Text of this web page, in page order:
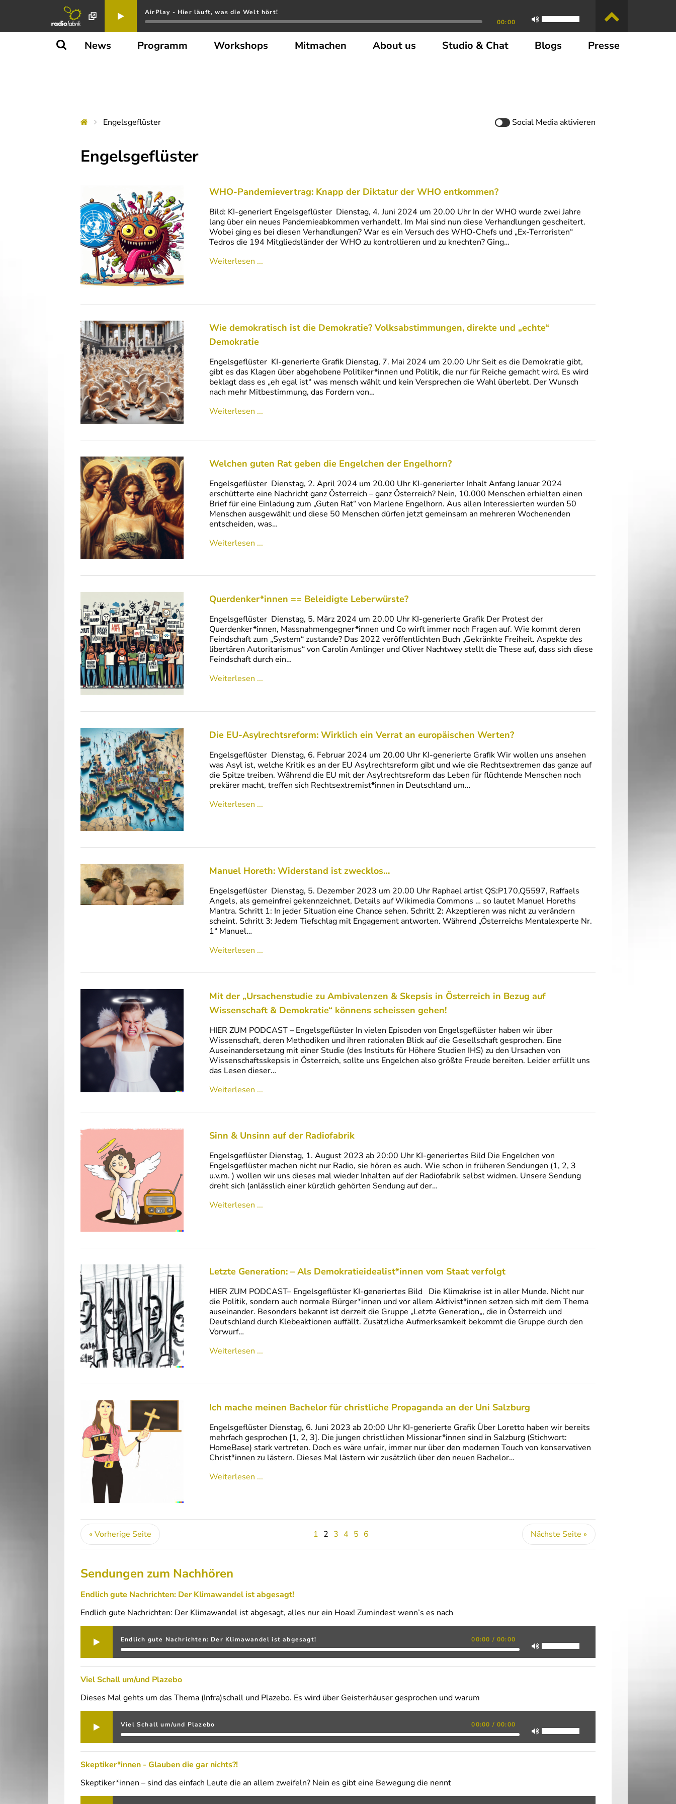
AirPlay - Hier läuft, was die Welt hört!
00:00
News Programm Workshops Mitmachen About us Studio & Chat Blogs Presse
Engelsgeflüster Social Mediaaktivieren
Engelsgeflüster
WHO-Pandemievertrag: Knapp der Diktatur der WHO entkommen?
Bild: KI-generiert Engelsgeflüster Dienstag, 4. Juni 2024 um 20.00 Uhr In der WHO wurde zwei Jahre
lang über ein neues Pandemieabkommen verhandelt. Im Mai sind nun diese Verhandlungen gescheitert.
Wobei ging es bei diesen Verhandlungen? War es ein Versuch des WHO-Chefs und „Ex-Terroristen“
Tedros die 194 Mitgliedsländer der WHO zu kontrollieren und zu knechten? Ging…
Weiterlesen ...
Wie demokratisch ist die Demokratie? Volksabstimmungen, direkte und „echte“
Demokratie
Engelsgeflüster KI-generierte Grafik Dienstag, 7. Mai 2024 um 20.00 Uhr Seit es die Demokratie gibt,
gibt es das Klagen über abgehobene Politiker*innen und Politik, die nur für Reiche gemacht wird. Es wird
beklagt dass es „eh egal ist“ was mensch wählt und kein Versprechen die Wahl überlebt. Der Wunsch
nach mehr Mitbestimmung, das Fordern von…
Weiterlesen ...
Welchen guten Rat geben die Engelchen der Engelhorn?
Engelsgeflüster Dienstag, 2. April 2024 um 20.00 Uhr KI-generierter Inhalt Anfang Januar 2024
erschütterte eine Nachricht ganz Österreich – ganz Österreich? Nein, 10.000 Menschen erhielten einen
Brief für eine Einladung zum „Guten Rat“ von Marlene Engelhorn. Aus allen Interessierten wurden 50
Menschen ausgewählt und diese 50 Menschen dürfen jetzt gemeinsam an mehreren Wochenenden
entscheiden, was…
Weiterlesen ...
Querdenker*innen == Beleidigte Leberwürste?
Engelsgeflüster Dienstag, 5. März 2024 um 20.00 Uhr KI-generierte Grafik Der Protest der
Querdenker*innen, Massnahmengegner*innen und Co wirft immer noch Fragen auf. Wie kommt deren
Feindschaft zum „System“ zustande? Das 2022 veröffentlichten Buch „Gekränkte Freiheit. Aspekte des
libertären Autoritarismus“ von Carolin Amlinger und Oliver Nachtwey stellt die These auf, dass sich diese
Feindschaft durch ein…
Weiterlesen ...
Die EU-Asylrechtsreform: Wirklich ein Verrat an europäischen Werten?
Engelsgeflüster Dienstag, 6. Februar 2024 um 20.00 Uhr KI-generierte Grafik Wir wollen uns ansehen
was Asyl ist, welche Kritik es an der EU Asylrechtsreform gibt und wie die Rechtsextremen das ganze auf
die Spitze treiben. Während die EU mit der Asylrechtsreform das Leben für flüchtende Menschen noch
prekärer macht, treffen sich Rechtsextremist*innen in Deutschland um…
Weiterlesen ...
Manuel Horeth: Widerstand ist zwecklos…
Engelsgeflüster Dienstag, 5. Dezember 2023 um 20.00 Uhr Raphael artist QS:P170,Q5597, Raffaels
Angels, als gemeinfrei gekennzeichnet, Details auf Wikimedia Commons … so lautet Manuel Horeths
Mantra. Schritt 1: In jeder Situation eine Chance sehen. Schritt 2: Akzeptieren was nicht zu verändern
scheint. Schritt 3: Jedem Tiefschlag mit Engagement antworten. Während „Österreichs Mentalexperte Nr.
1“ Manuel…
Weiterlesen ...
Mit der „Ursachenstudie zu Ambivalenzen & Skepsis in Österreich in Bezug auf
Wissenschaft & Demokratie“ könnens scheissen gehen!
HIER ZUM PODCAST – Engelsgeflüster In vielen Episoden von Engelsgeflüster haben wir über
Wissenschaft, deren Methodiken und ihren rationalen Blick auf die Gesellschaft gesprochen. Eine
Auseinandersetzung mit einer Studie (des Instituts für Höhere Studien IHS) zu den Ursachen von
Wissenschaftsskepsis in Österreich, sollte uns Engelchen also größte Freude bereiten. Leider erfüllt uns
das Lesen dieser…
Weiterlesen ...
Sinn & Unsinn auf der Radiofabrik
Engelsgeflüster Dienstag, 1. August 2023 ab 20:00 Uhr KI-generiertes Bild Die Engelchen von
Engelsgeflüster machen nicht nur Radio, sie hören es auch. Wie schon in früheren Sendungen (1, 2, 3
u.v.m. ) wollen wir uns dieses mal wieder Inhalten auf der Radiofabrik selbst widmen. Unsere Sendung
dreht sich (anlässlich einer kürzlich gehörten Sendung auf der…
Weiterlesen ...
Letzte Generation: – Als Demokratieidealist*innen vom Staat verfolgt
HIER ZUM PODCAST– Engelsgeflüster KI-generiertes Bild Die Klimakrise ist in aller Munde. Nicht nur
die Politik, sondern auch normale Bürger*innen und vor allem Aktivist*innen setzen sich mit dem Thema
auseinander. Besonders bekannt ist derzeit die Gruppe „Letzte Generation„, die in Österreich und
Deutschland durch Klebeaktionen auffällt. Zusätzliche Aufmerksamkeit bekommt die Gruppe durch den
Vorwurf…
Weiterlesen ...
Ich mache meinen Bachelor für christliche Propaganda an der Uni Salzburg
Engelsgeflüster Dienstag, 6. Juni 2023 ab 20:00 Uhr KI-generierte Grafik Über Loretto haben wir bereits
mehrfach gesprochen [1, 2, 3]. Die jungen christlichen Missionar*innen sind in Salzburg (Stichwort:
HomeBase) stark vertreten. Doch es wäre unfair, immer nur über den modernen Touch von konservativen
Christ*innen zu lästern. Dieses Mal lästern wir zusätzlich über den neuen Bachelor…
Weiterlesen ...
« Vorherige Seite 1 2 3 4 5 6 Nächste Seite »
Sendungen zum Nachhören
Endlich gute Nachrichten: Der Klimawandel ist abgesagt!
Endlich gute Nachrichten: Der Klimawandel ist abgesagt, alles nur ein Hoax! Zumindest wenn’s es nach
Endlich gute Nachrichten: Der Klimawandel ist abgesagt! 00:00 / 00:00
Viel Schall um/und Plazebo
Dieses Mal gehts um das Thema (Infra)schall und Plazebo. Es wird über Geisterhäuser gesprochen und warum
Viel Schall um/und Plazebo 00:00 / 00:00
Skeptiker*innen - Glauben die gar nichts?!
Skeptiker*innen – sind das einfach Leute die an allem zweifeln? Nein es gibt eine Bewegung die nennt